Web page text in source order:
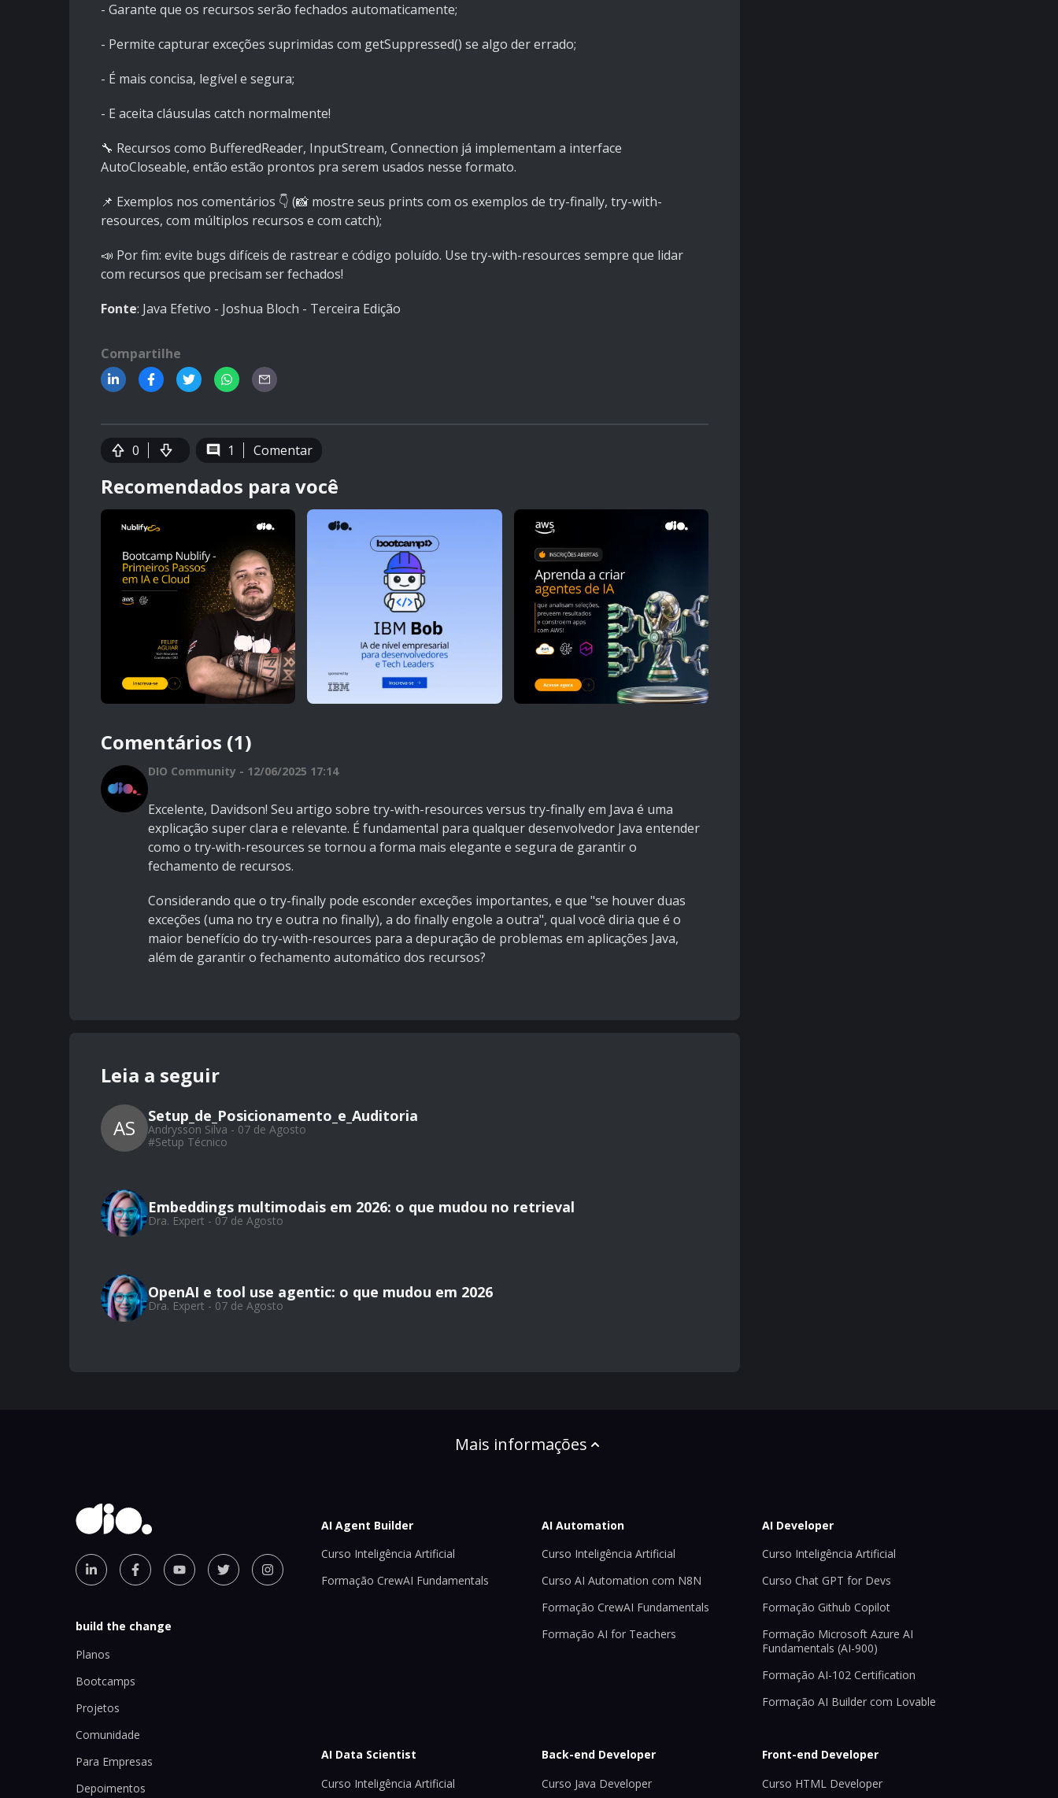
- Garante que os recursos serão fechados automaticamente;
- Permite capturar exceções suprimidas com getSuppressed() se algo der errado;
- É mais concisa, legível e segura;
- E aceita cláusulas catch normalmente!
🔧 Recursos como BufferedReader, InputStream, Connection já implementam a interface
AutoCloseable, então estão prontos pra serem usados nesse formato.
📌 Exemplos nos comentários 👇 (📸 mostre seus prints com os exemplos de try-finally, try-with-
resources, com múltiplos recursos e com catch);
📣 Por fim: evite bugs difíceis de rastrear e código poluído. Use try-with-resources sempre que lidar
com recursos que precisam ser fechados!
Fonte: Java Efetivo - Joshua Bloch - Terceira Edição
Compartilhe
0 1 Comentar
Recomendados para você
Comentários (1)
DIO Community - 12/06/2025 17:14
Excelente, Davidson! Seu artigo sobre try-with-resources versus try-finally em Java é uma
explicação super clara e relevante. É fundamental para qualquer desenvolvedor Java entender
como o try-with-resources se tornou a forma mais elegante e segura de garantir o
fechamento de recursos.
Considerando que o try-finally pode esconder exceções importantes, e que "se houver duas
exceções (uma no try e outra no finally), a do finally engole a outra", qual você diria que é o
maior benefício do try-with-resources para a depuração de problemas em aplicações Java,
além de garantir o fechamento automático dos recursos?
Leia a seguir
AS Setup_de_Posicionamento_e_Auditoria
Andrysson Silva - 07 de Agosto
#Setup Técnico
Embeddings multimodais em 2026: o que mudou no retrieval
Dra. Expert - 07 de Agosto
OpenAI e tool use agentic: o que mudou em 2026
Dra. Expert - 07 de Agosto
Mais informações
build the change
Planos
Bootcamps
Projetos
Comunidade
Para Empresas
Depoimentos
AI Agent Builder
Curso Inteligência Artificial
Formação CrewAI Fundamentals
AI Automation
Curso Inteligência Artificial
Curso AI Automation com N8N
Formação CrewAI Fundamentals
Formação AI for Teachers
AI Developer
Curso Inteligência Artificial
Curso Chat GPT for Devs
Formação Github Copilot
Formação Microsoft Azure AI
Fundamentals (AI-900)
Formação AI-102 Certification
Formação AI Builder com Lovable
AI Data Scientist
Curso Inteligência Artificial
Back-end Developer
Curso Java Developer
Front-end Developer
Curso HTML Developer